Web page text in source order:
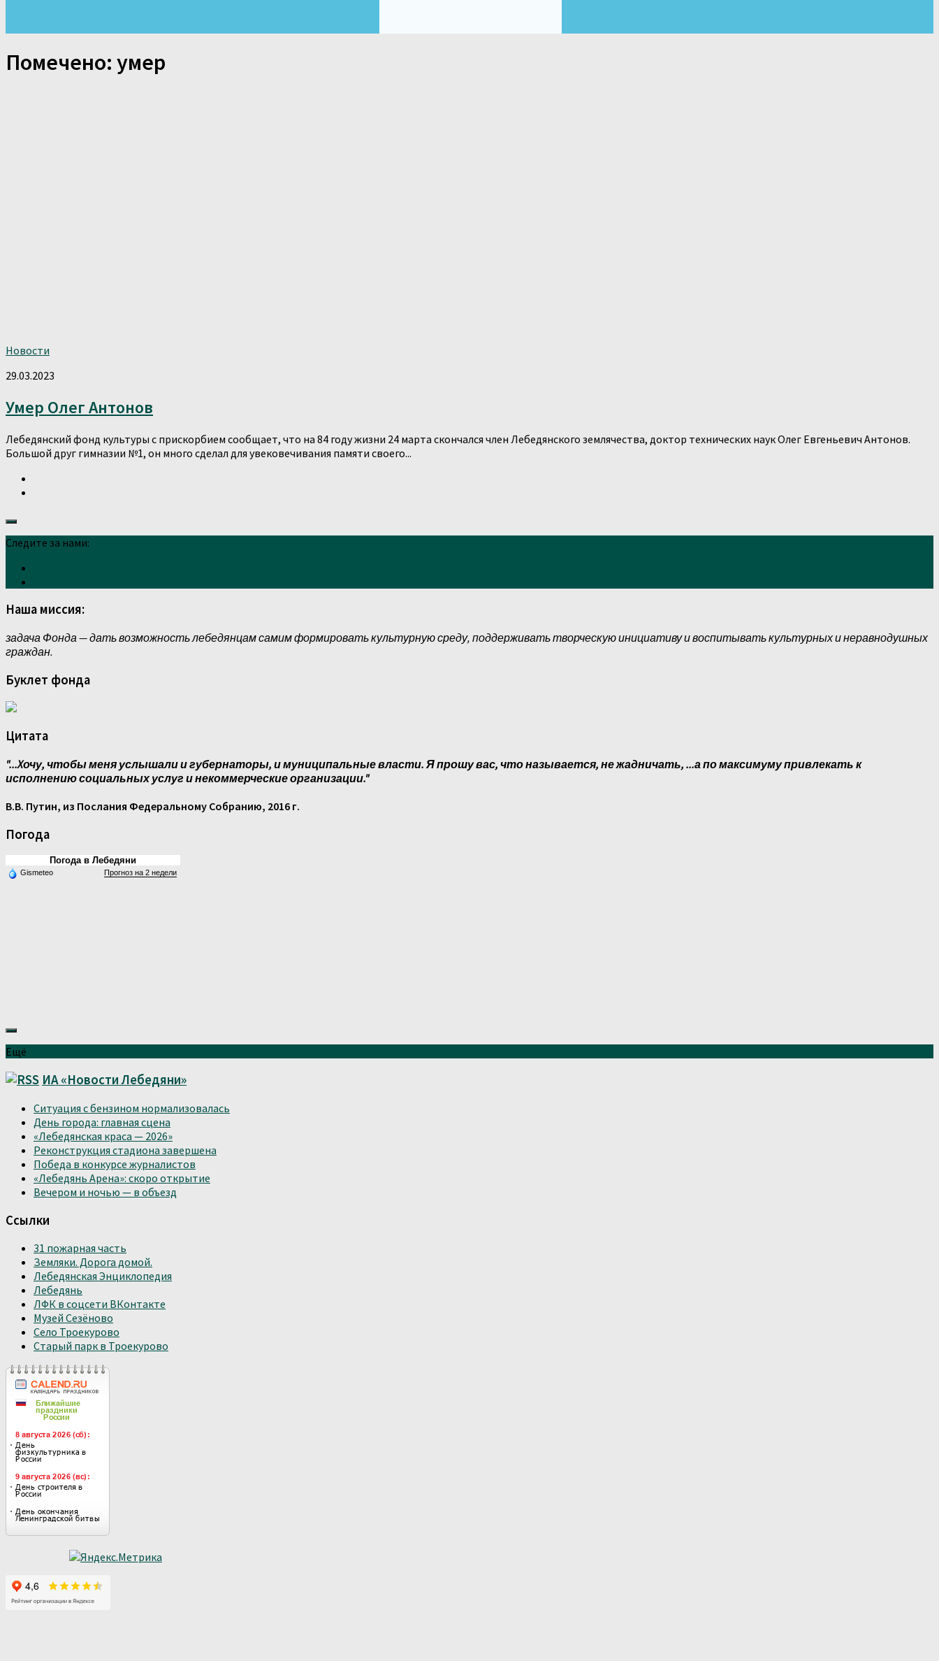
Помечено: умер
Новости
29.03.2023
Умер Олег Антонов
Лебедянский фонд культуры с прискорбием сообщает, что на 84 году жизни 24 марта скончался член Лебедянского землячества, доктор технических наук Олег Евгеньевич Антонов.
Большой друг гимназии №1, он много сделал для увековечивания памяти своего...
Следите за нами:
Наша миссия:
задача Фонда — дать возможность лебедянцам самим формировать культурную среду, поддерживать творческую инициативу и воспитывать культурных и неравнодушных
граждан.
Буклет фонда
Цитата
"...Xочу, чтобы меня услышали и губернаторы, и муниципальные власти. Я прошу вас, что называется, не жадничать, ...а по максимуму привлекать к
исполнению социальных услуг и некоммерческие организации."
В.В. Путин, из Послания Федеральному Собранию, 2016 г.
Погода
Погода в Лебедяни
Gismeteo Прогноз на 2 недели
Ещё
ИА «Новости Лебедяни»
Ситуация с бензином нормализовалась
День города: главная сцена
«Лебедянская краса — 2026»
Реконструкция стадиона завершена
Победа в конкурсе журналистов
«Лебедянь Арена»: скоро открытие
Вечером и ночью — в объезд
Ссылки
31 пожарная часть
Земляки. Дорога домой.
Лебедянская Энциклопедия
Лебедянь
ЛФК в соцсети ВКонтакте
Музей Сезёново
Село Троекурово
Старый парк в Троекурово